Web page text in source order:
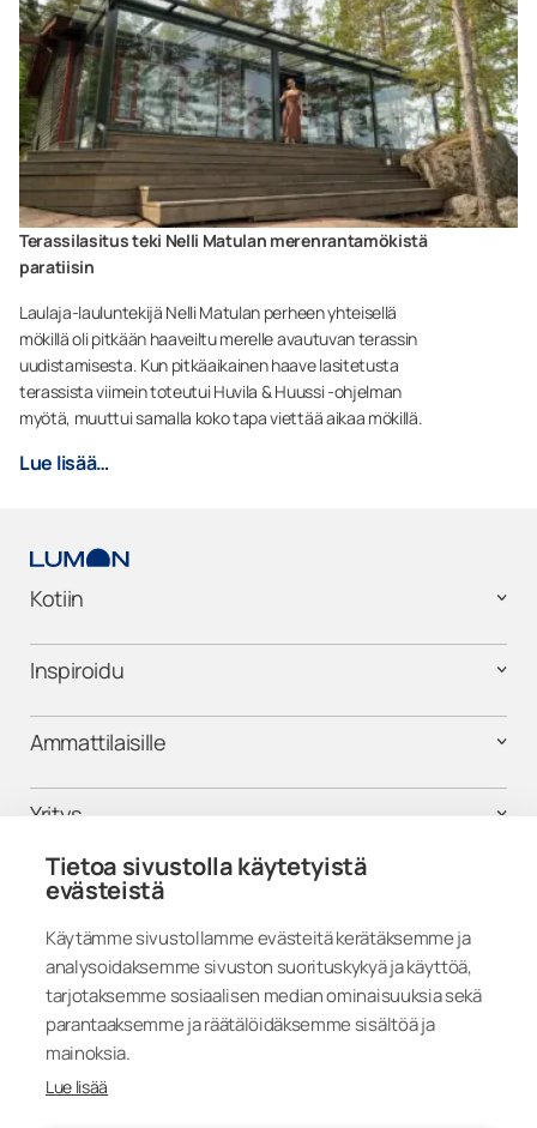
Tietoa sivustolla käytetyistä
evästeistä
Käytämme sivustollamme evästeitä kerätäksemme ja
analysoidaksemme sivuston suorituskykyä ja käyttöä,
tarjotaksemme sosiaalisen median ominaisuuksia sekä
parantaaksemme ja räätälöidäksemme sisältöä ja
mainoksia.
Lue lisää
Terassilasitus teki Nelli Matulan merenrantamökistä
paratiisin
Laulaja-lauluntekijä Nelli Matulan perheen yhteisellä
mökillä oli pitkään haaveiltu merelle avautuvan terassin
uudistamisesta. Kun pitkäaikainen haave lasitetusta
terassista viimein toteutui Huvila & Huussi -ohjelman
myötä, muuttui samalla koko tapa viettää aikaa mökillä.
Lue lisää…
Kotiin
Inspiroidu
Ammattilaisille
Yritys
Tuki
Seuraa meitä